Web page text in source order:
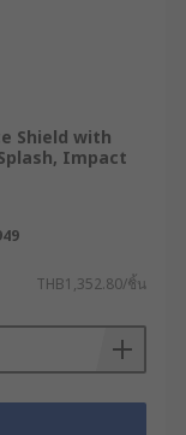
างดี ด้วย
อกาสสัมผัส
ข็งที่อาจ
องได้
มารถสวมทับ
มวกนิรภัย
น้ำหนักดี
มสบายใน
Shield with
Impact
THB1,352.80/ชิ้น